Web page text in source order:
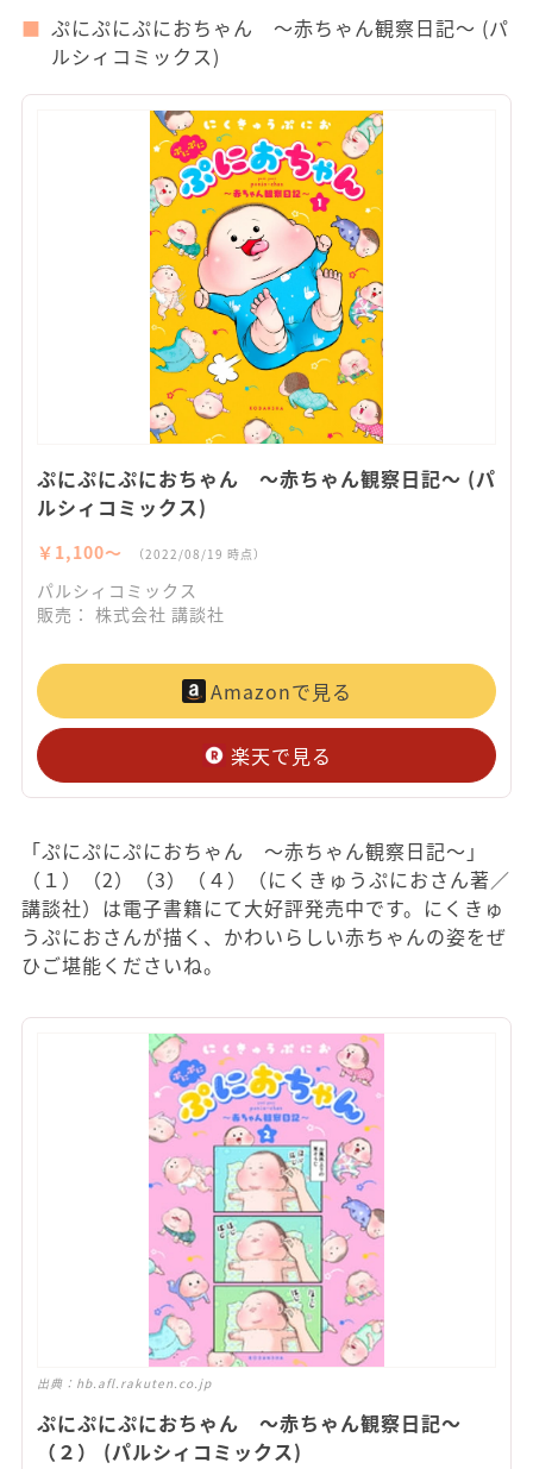
ぷにぷにぷにおちゃん ～赤ちゃん観察日記～ (パ
ルシィコミックス)
ぷにぷにぷにおちゃん ～赤ちゃん観察日記～ (パ
ルシィコミックス)
￥1,100〜 （2022/08/19 時点）
パルシィコミックス
販売： 株式会社 講談社
Amazonで見る
楽天で見る
「ぷにぷにぷにおちゃん ～赤ちゃん観察日記～」
（１）（2）（3）（４）（にくきゅうぷにおさん著／
講談社）は電子書籍にて大好評発売中です。にくきゅ
うぷにおさんが描く、かわいらしい赤ちゃんの姿をぜ
ひご堪能くださいね。
出典： hb.afl.rakuten.co.jp
ぷにぷにぷにおちゃん ～赤ちゃん観察日記～
（２） (パルシィコミックス)